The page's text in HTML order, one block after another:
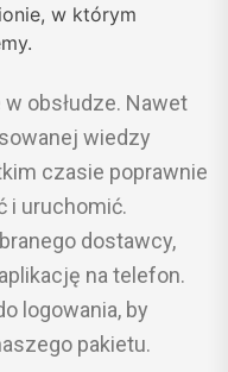
w którym
obsłudze. Nawet
wiedzy
czasie poprawnie
i uruchomić.
dostawcy,
na telefon.
logowania, by
pakietu.